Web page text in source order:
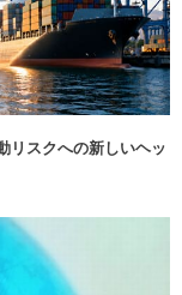
リスクへの新しいヘッ